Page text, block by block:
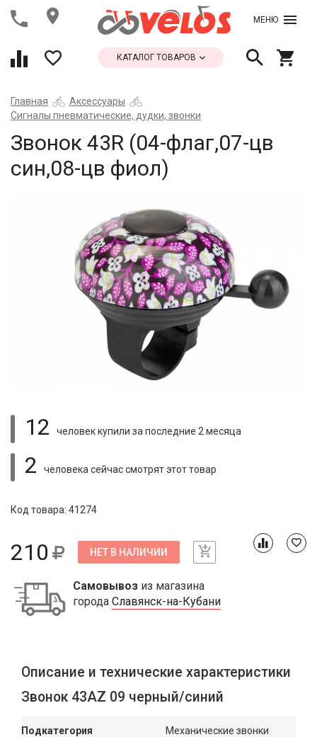
МЕНЮ
КАТАЛОГ ТОВАРОВ
Главная
Аксессуары
Сигналы пневматические, дудки, звонки
Звонок 43R (04-флаг,07-цв
син,08-цв фиол)
12 человек купили за последние 2 месяца
2 человека сейчас смотрятэтот товар
Код товара: 41274
210 НЕТ В НАЛИЧИИ
Самовывоз из магазина
города Славянск-на-Кубани
Описание и технические характеристики
Звонок 43AZ 09 черный/синий
Подкатегория Механические звонки